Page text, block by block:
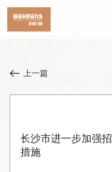
上一篇
长沙市进一步加强
措施